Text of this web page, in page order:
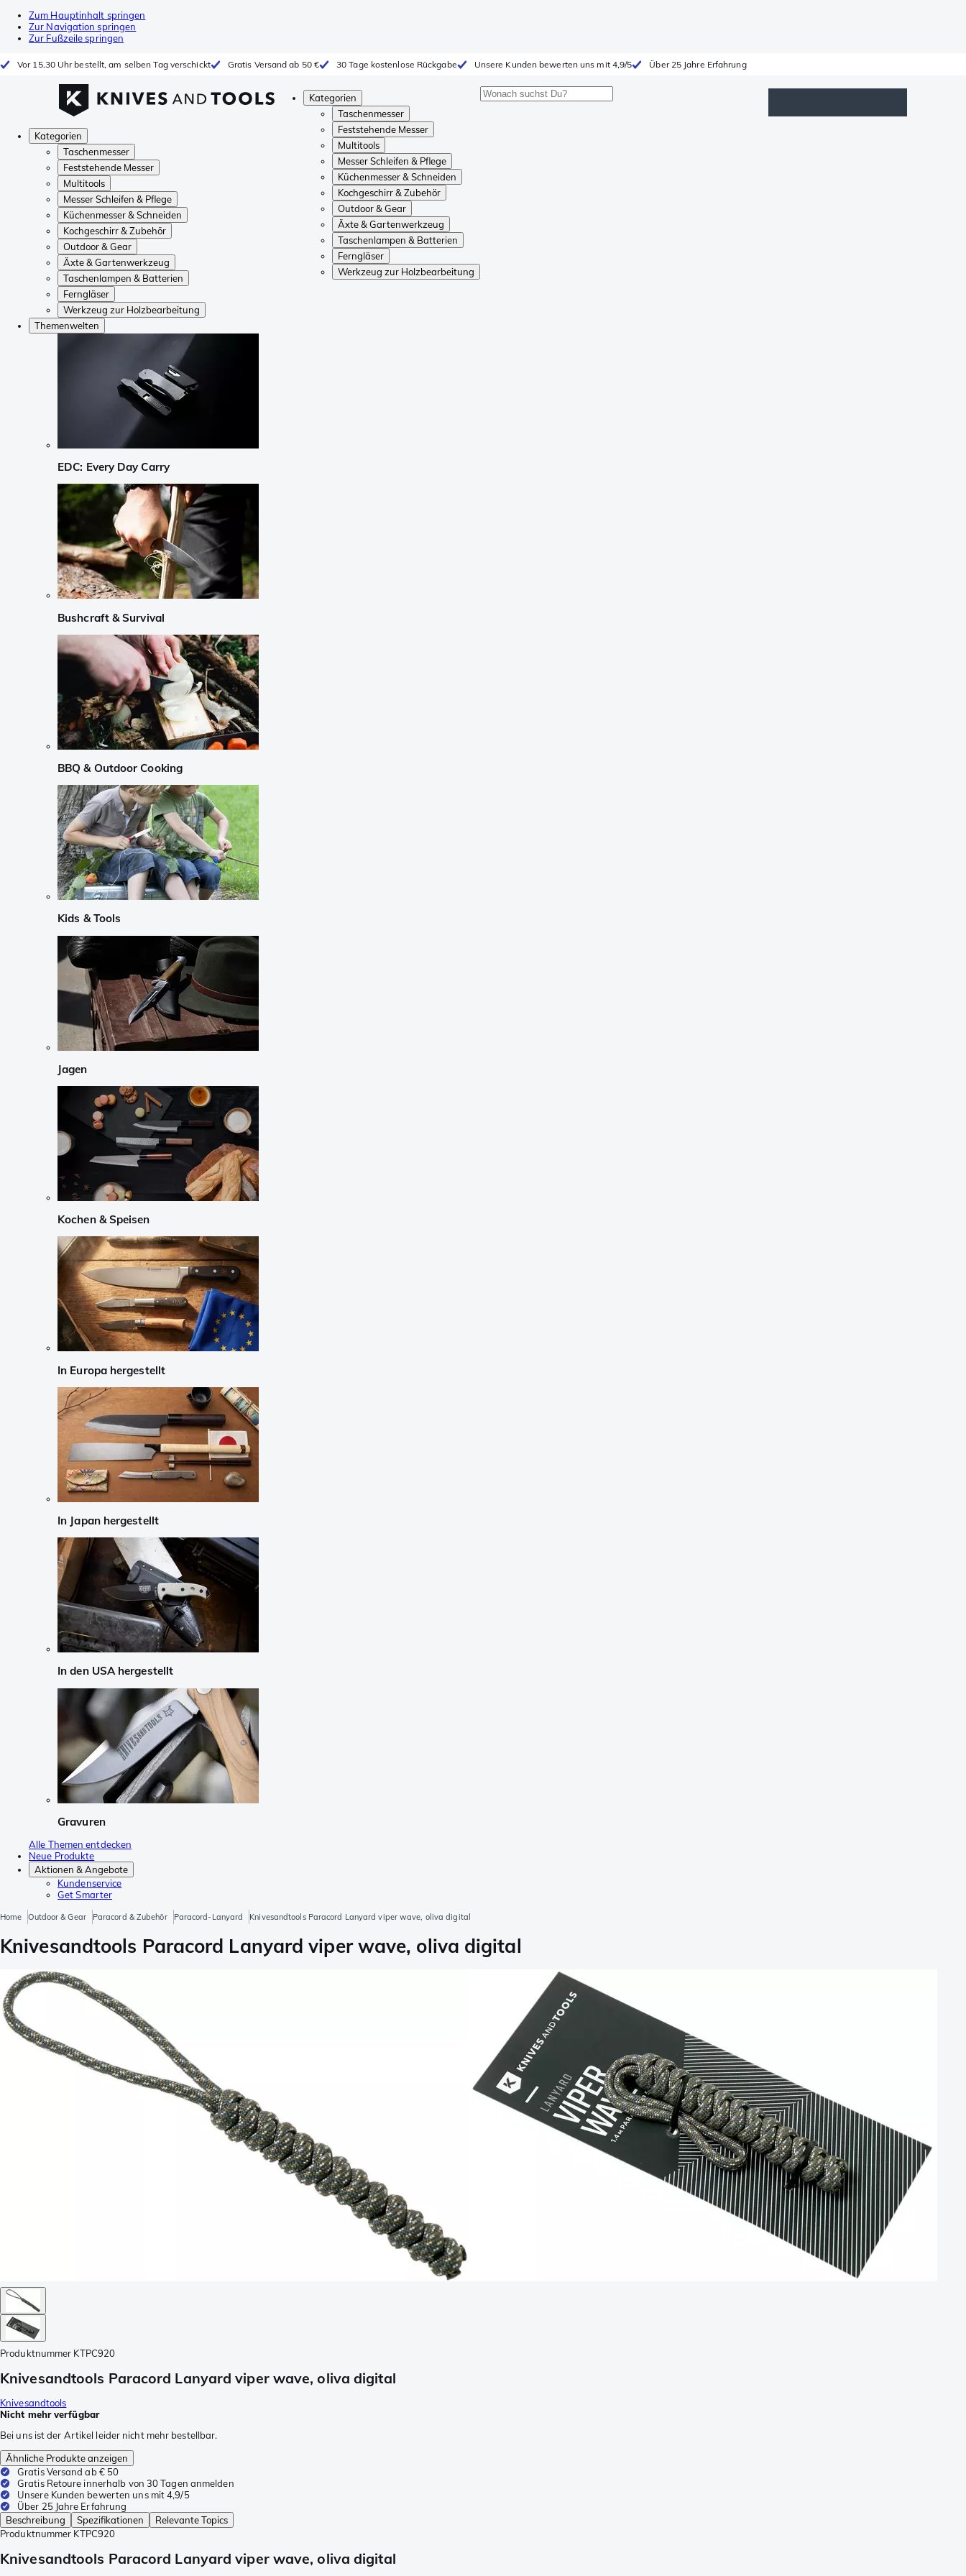
Zum Hauptinhalt springen
Zur Navigation springen
Zur Fußzeile springen
Vor 15.30 Uhr bestellt, am selben Tag verschickt Gratis Versand ab 50 € 30 Tage kostenlose Rückgabe Unsere Kunden bewerten uns mit 4,9/5 Über 25 Jahre Erfahrung
Kategorien
Taschenmesser
Feststehende Messer
Multitools
Messer Schleifen & Pflege
Küchenmesser & Schneiden
Kochgeschirr & Zubehör
Outdoor & Gear
Äxte & Gartenwerkzeug
Taschenlampen & Batterien
Ferngläser
Werkzeug zur Holzbearbeitung
Kategorien
Taschenmesser
Feststehende Messer
Multitools
Messer Schleifen & Pflege
Küchenmesser & Schneiden
Kochgeschirr & Zubehör
Outdoor & Gear
Äxte & Gartenwerkzeug
Taschenlampen & Batterien
Ferngläser
Werkzeug zur Holzbearbeitung
Themenwelten
EDC: Every Day Carry
Bushcraft & Survival
BBQ & Outdoor Cooking
Kids & Tools
Jagen
Kochen & Speisen
In Europa hergestellt
In Japan hergestellt
In den USA hergestellt
Gravuren
Alle Themen entdecken
Neue Produkte
Aktionen & Angebote
Kundenservice
Get Smarter
Home Outdoor & Gear Paracord & Zubehör Paracord-Lanyard Knivesandtools Paracord Lanyard viper wave, oliva digital
Knivesandtools Paracord Lanyard viper wave, oliva digital
Produktnummer KTPC920
Knivesandtools Paracord Lanyard viper wave, oliva digital
Knivesandtools
Nicht mehr verfügbar
Bei uns ist der Artikel leider nicht mehr bestellbar.
Ähnliche Produkte anzeigen
Gratis Versand ab € 50
Gratis Retoure innerhalb von 30 Tagen anmelden
Unsere Kunden bewerten uns mit 4,9/5
Über 25 Jahre Erfahrung
Beschreibung
Spezifikationen
Relevante Topics
Produktnummer KTPC920
Knivesandtools Paracord Lanyard viper wave, oliva digital